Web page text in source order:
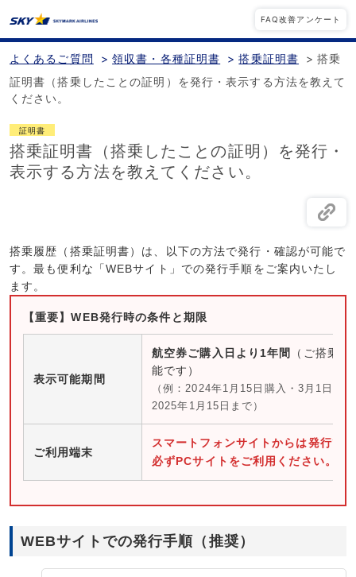
FAQ改善アンケート
よくあるご質問 > 領収書・各種証明書 > 搭乗証明書 > 搭乗
証明書（搭乗したことの証明）を発行・表示する方法を教えて
ください。
証明書
搭乗証明書（搭乗したことの証明）を発行・
表示する方法を教えてください。
搭乗履歴（搭乗証明書）は、以下の方法で発行・確認が可能で
す。最も便利な「WEBサイト」での発行手順をご案内いたし
ます。
【重要】WEB発行時の条件と期限
表示可能期間
航空券ご購入日より1年間
（ご搭乗
能です）
（例：2024年1月15日購入・3月1日搭
2025年1月15日まで）
ご利用端末
スマートフォンサイトからは発行で
必ずPCサイトをご利用ください。
WEBサイトでの発行手順（推奨）